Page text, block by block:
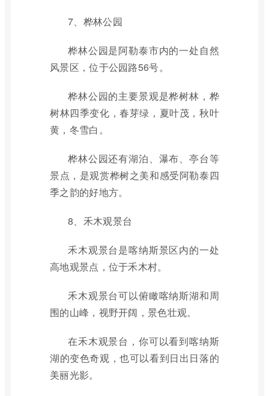
7、桦林公园
桦林公园是阿勒泰市内的一处自然
风景区，位于公园路56号。
桦林公园的主要景观是桦树林，桦
树林四季变化，春芽绿，夏叶茂，秋叶
黄，冬雪白。
桦林公园还有湖泊、瀑布、亭台等
景点，是观赏桦树之美和感受阿勒泰四
季之韵的好地方。
8、禾木观景台
禾木观景台是喀纳斯景区内的一处
高地观景点，位于禾木村。
禾木观景台可以俯瞰喀纳斯湖和周
围的山峰，视野开阔，景色壮观。
在禾木观景台，你可以看到喀纳斯
湖的变色奇观，也可以看到日出日落的
美丽光影。